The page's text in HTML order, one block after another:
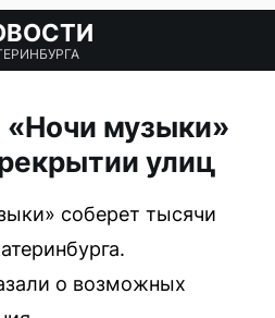
«Ночи музыки»
улиц
соберет тысячи
о возможных